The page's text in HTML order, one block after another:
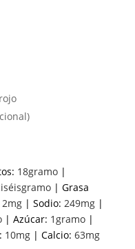
18gramo|
gramo| Grasa
2mg| Sodio: 249mg|
| Azúcar: 1gramo|
10mg| Calcio: 63mg